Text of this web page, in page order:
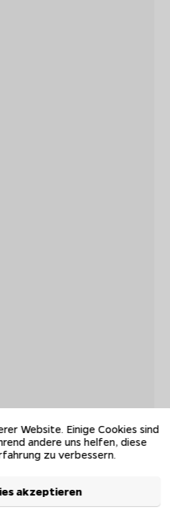
Website. Einige Cookies sind
andere uns helfen, diese
zu verbessern.
akzeptieren